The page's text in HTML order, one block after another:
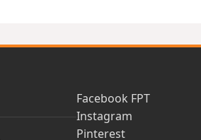
Facebook FPT
Instagram
Pinterest